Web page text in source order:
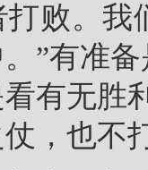
败。我
”有准
有无胜
，也不